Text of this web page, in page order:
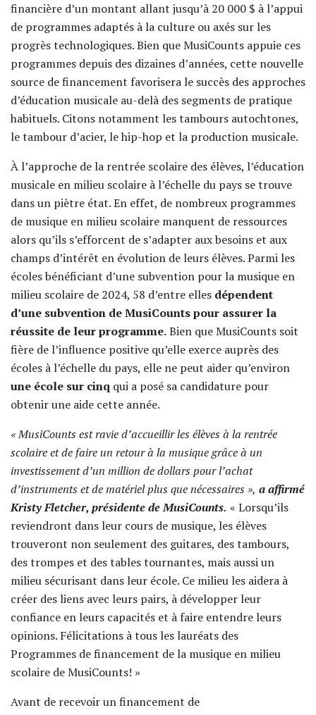
financière d’un montant allant jusqu’à 20 000 $ à l’appui
de programmes adaptés à la culture ou axés sur les
progrès technologiques. Bien que MusiCounts appuie ces
programmes depuis des dizaines d’années, cette nouvelle
source de financement favorisera le succès des approches
d’éducation musicale au-delà des segments de pratique
habituels. Citons notamment les tambours autochtones,
le tambour d’acier, le hip-hop et la production musicale.
À l’approche de la rentrée scolaire des élèves, l’éducation
musicale en milieu scolaire à l’échelle du pays se trouve
dans un piètre état. En effet, de nombreux programmes
de musique en milieu scolaire manquent de ressources
alors qu’ils s’efforcent de s’adapter aux besoins et aux
champs d’intérêt en évolution de leurs élèves. Parmi les
écoles bénéficiant d’une subvention pour la musique en
milieu scolaire de 2024, 58 d’entre elles dépendent
d’une subvention de MusiCounts pour assurer la
réussite de leur programme.Bien que MusiCounts soit
fière de l’influence positive qu’elle exerce auprès des
écoles à l’échelle du pays, elle ne peut aider qu’environ
une école sur cinq qui a posé sa candidature pour
obtenir une aide cette année.
« MusiCounts est ravie d’accueillir les élèves à la rentrée
scolaire et de faire un retour à la musique grâce à un
investissement d’un million de dollars pour l’achat
d’instruments et de matériel plus que nécessaires », a affirmé
Kristy Fletcher, présidente de MusiCounts. « Lorsqu’ils
reviendront dans leur cours de musique, les élèves
trouveront non seulement des guitares, des tambours,
des trompes et des tables tournantes, mais aussi un
milieu sécurisant dans leur école. Ce milieu les aidera à
créer des liens avec leurs pairs, à développer leur
confiance en leurs capacités et à faire entendre leurs
opinions. Félicitations à tous les lauréats des
Programmes de financement de la musique en milieu
scolaire de MusiCounts! »
Avant de recevoir un financement de